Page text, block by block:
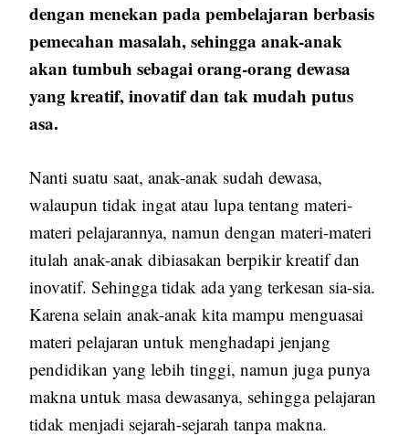
dengan menekan pada pembelajaran berbasis
pemecahan masalah, sehingga anak-anak
akan tumbuh sebagai orang-orang dewasa
yang kreatif, inovatif dan tak mudah putus
asa.
Nanti suatu saat, anak-anak sudah dewasa,
walaupun tidak ingat atau lupa tentang materi-
materi pelajarannya, namun dengan materi-materi
itulah anak-anak dibiasakan berpikir kreatif dan
inovatif. Sehingga tidak ada yang terkesan sia-sia.
Karena selain anak-anak kita mampu menguasai
materi pelajaran untuk menghadapi jenjang
pendidikan yang lebih tinggi, namun juga punya
makna untuk masa dewasanya, sehingga pelajaran
tidak menjadi sejarah-sejarah tanpa makna.